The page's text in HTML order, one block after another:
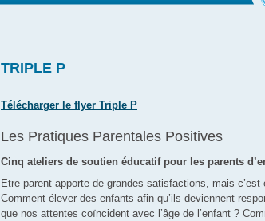
TRIPLE P
Télécharger le flyer Triple P
Les Pratiques Parentales Positives
Cinq ateliers de soutien éducatif pour les parents
Etre parent apporte de grandes satisfactions, mais
Comment élever des enfants afin qu’ils deviennent
que nos attentes coïncident avec l’âge de l’enfant ?